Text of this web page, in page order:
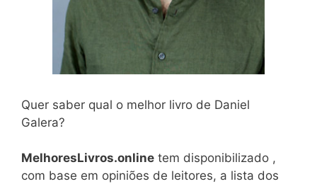
Quer saber qual o melhor livro de Daniel
Galera?
MelhoresLivros.online tem disponibilizado ,
com base em opiniões de leitores, a lista dos